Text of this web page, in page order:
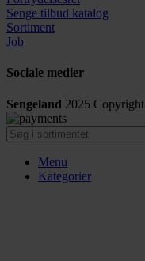
Senge tilbud katalog
Sortiment
Job
Sociale medier
Sengeland 2025 Copyright
Menu
Kategorier